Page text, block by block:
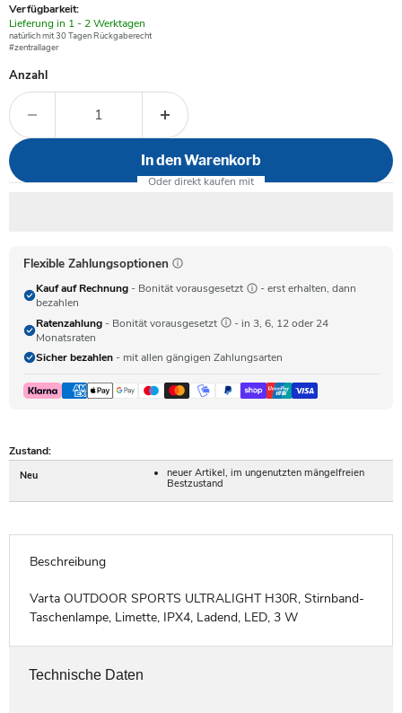
Verfügbarkeit:
Verfügbar
-
Lieferung in 1 - 2 Werktagen
natürlich mit 30 Tagen Rückgaberecht
#zentrallager
Anzahl
In den Warenkorb
Flexible Zahlungsoptionen
Kauf auf Rechnung - Bonität vorausgesetzt
- erst erhalten, dann
bezahlen
Ratenzahlung - Bonität vorausgesetzt
- in 3, 6, 12 oder 24
Monatsraten
Sicher bezahlen - mit allen gängigen Zahlungsarten
Zustand:
Neu
neuer Artikel, im ungenutzten mängelfreien
Bestzustand
Beschreibung
Varta OUTDOOR SPORTS ULTRALIGHT H30R, Stirnband-
Taschenlampe, Limette, IPX4, Ladend, LED, 3 W
Technische Daten